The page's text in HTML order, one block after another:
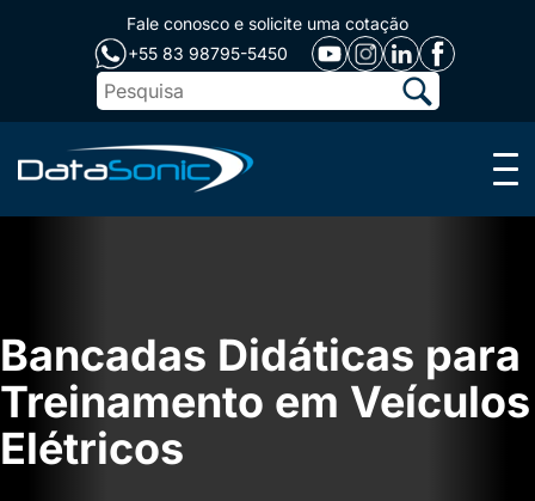
Fale conosco e solicite uma cotação
+55 83 98795-5450
Menu
Bancadas Didáticas para
Treinamento em Veículos
Elétricos